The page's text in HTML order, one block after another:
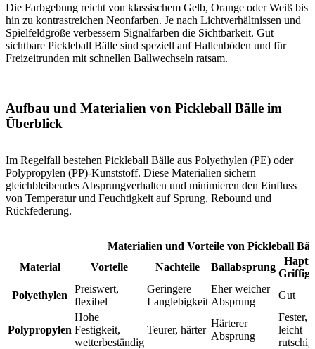
Die Farbgebung reicht von klassischem Gelb, Orange oder Weiß bis
hin zu kontrastreichen Neonfarben. Je nach Lichtverhältnissen und
Spielfeldgröße verbessern Signalfarben die Sichtbarkeit. Gut
sichtbare Pickleball Bälle sind speziell auf Hallenböden und für
Freizeitrunden mit schnellen Ballwechseln ratsam.
Aufbau und Materialien von Pickleball Bälle im
Überblick
Im Regelfall bestehen Pickleball Bälle aus Polyethylen (PE) oder
Polypropylen (PP)-Kunststoff. Diese Materialien sichern
gleichbleibendes Absprungverhalten und minimieren den Einfluss
von Temperatur und Feuchtigkeit auf Sprung, Rebound und
Rückfederung.
Materialien und Vorteile von Pickleball
Material
Vorteile Nachteile Ballabsprung
Polyethylen
Preiswert,
flexibel
Geringere
Langlebigkeit
Eher weicher
Absprung
Gut
Polypropylen
Hohe
Festigkeit,
wetterbeständig
Teurer, härter
Härterer
Absprung
Fester,
leicht
rutschig